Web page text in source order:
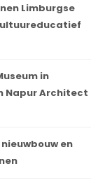
Limburgse
in
Napur Architect
nieuwbouw en